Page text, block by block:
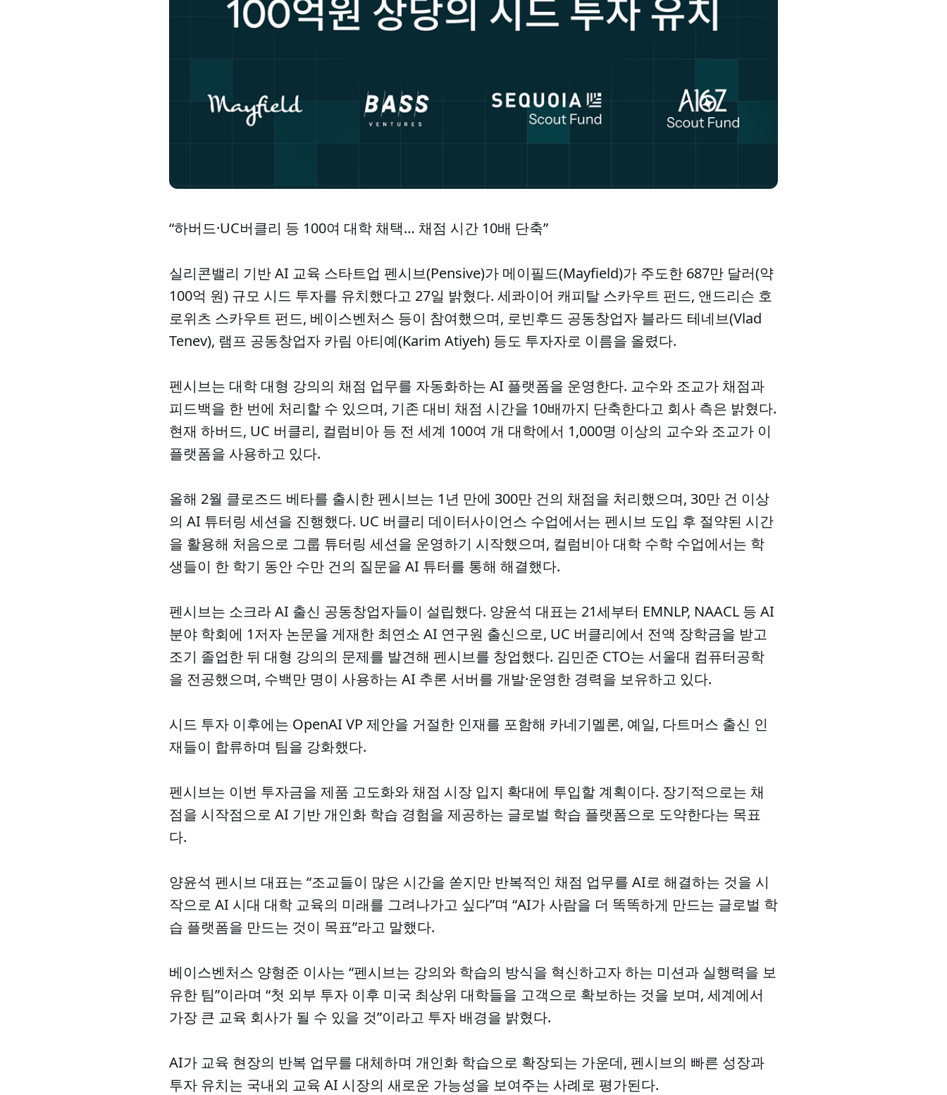
“하버드·UC버클리 등 100여 대학 채택… 채점 시간 10배 단축”
실리콘밸리 기반 AI 교육 스타트업 펜시브(Pensive)가 메이필드(Mayfield)가 주도한 687만 달러(약
100억 원) 규모 시드 투자를 유치했다고 27일 밝혔다. 세콰이어 캐피탈 스카우트 펀드, 앤드리슨 호
로위츠 스카우트 펀드, 베이스벤처스 등이 참여했으며, 로빈후드 공동창업자 블라드 테네브(Vlad
Tenev), 램프 공동창업자 카림 아티예(Karim Atiyeh) 등도 투자자로 이름을 올렸다.
펜시브는 대학 대형 강의의 채점 업무를 자동화하는 AI 플랫폼을 운영한다. 교수와 조교가 채점과
피드백을 한 번에 처리할 수 있으며, 기존 대비 채점 시간을 10배까지 단축한다고 회사 측은 밝혔다.
현재 하버드, UC 버클리, 컬럼비아 등 전 세계 100여 개 대학에서 1,000명 이상의 교수와 조교가 이
플랫폼을 사용하고 있다.
올해 2월 클로즈드 베타를 출시한 펜시브는 1년 만에 300만 건의 채점을 처리했으며, 30만 건 이상
의 AI 튜터링 세션을 진행했다. UC 버클리 데이터사이언스 수업에서는 펜시브 도입 후 절약된 시간
을 활용해 처음으로 그룹 튜터링 세션을 운영하기 시작했으며, 컬럼비아 대학 수학 수업에서는 학
생들이 한 학기 동안 수만 건의 질문을 AI 튜터를 통해 해결했다.
펜시브는 소크라 AI 출신 공동창업자들이 설립했다. 양윤석 대표는 21세부터 EMNLP, NAACL 등 AI
분야 학회에 1저자 논문을 게재한 최연소 AI 연구원 출신으로, UC 버클리에서 전액 장학금을 받고
조기 졸업한 뒤 대형 강의의 문제를 발견해 펜시브를 창업했다. 김민준 CTO는 서울대 컴퓨터공학
을 전공했으며, 수백만 명이 사용하는 AI 추론 서버를 개발·운영한 경력을 보유하고 있다.
시드 투자 이후에는 OpenAI VP 제안을 거절한 인재를 포함해 카네기멜론, 예일, 다트머스 출신 인
재들이 합류하며 팀을 강화했다.
펜시브는 이번 투자금을 제품 고도화와 채점 시장 입지 확대에 투입할 계획이다. 장기적으로는 채
점을 시작점으로 AI 기반 개인화 학습 경험을 제공하는 글로벌 학습 플랫폼으로 도약한다는 목표
다.
양윤석 펜시브 대표는 “조교들이 많은 시간을 쏟지만 반복적인 채점 업무를 AI로 해결하는 것을 시
작으로 AI 시대 대학 교육의 미래를 그려나가고 싶다”며 “AI가 사람을 더 똑똑하게 만드는 글로벌 학
습 플랫폼을 만드는 것이 목표”라고 말했다.
베이스벤처스 양형준 이사는 “펜시브는 강의와 학습의 방식을 혁신하고자 하는 미션과 실행력을 보
유한 팀”이라며 “첫 외부 투자 이후 미국 최상위 대학들을 고객으로 확보하는 것을 보며, 세계에서
가장 큰 교육 회사가 될 수 있을 것”이라고 투자 배경을 밝혔다.
AI가 교육 현장의 반복 업무를 대체하며 개인화 학습으로 확장되는 가운데, 펜시브의 빠른 성장과
투자 유치는 국내외 교육 AI 시장의 새로운 가능성을 보여주는 사례로 평가된다.